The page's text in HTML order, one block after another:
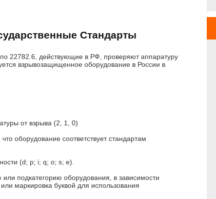
Стандарты
22782.6, действующие в РФ, проверяют аппаратуру
взрывозащищенное оборудование в России в
от взрыва (2, 1, 0)
оборудование соответствует стандартам
(d; p; i; q; o; s; e).
подкатегорию оборудования, в зависимости
маркировка буквой для использования